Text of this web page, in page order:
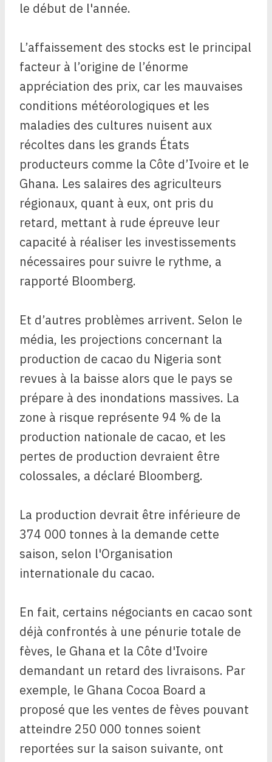
le début de l'année.
L’affaissement des stocks est le principal
facteur à l’origine de l’énorme
appréciation des prix, car les mauvaises
conditions météorologiques et les
maladies des cultures nuisent aux
récoltes dans les grands États
producteurs comme la Côte d’Ivoire et le
Ghana. Les salaires des agriculteurs
régionaux, quant à eux, ont pris du
retard, mettant à rude épreuve leur
capacité à réaliser les investissements
nécessaires pour suivre le rythme, a
rapporté Bloomberg.
Et d’autres problèmes arrivent. Selon le
média, les projections concernant la
production de cacao du Nigeria sont
revues à la baisse alors que le pays se
prépare à des inondations massives. La
zone à risque représente 94 % de la
production nationale de cacao, et les
pertes de production devraient être
colossales, a déclaré Bloomberg.
La production devrait être inférieure de
374 000 tonnes à la demande cette
saison, selon l'Organisation
internationale du cacao.
En fait, certains négociants en cacao sont
déjà confrontés à une pénurie totale de
fèves, le Ghana et la Côte d'Ivoire
demandant un retard des livraisons. Par
exemple, le Ghana Cocoa Board a
proposé que les ventes de fèves pouvant
atteindre 250 000 tonnes soient
reportées sur la saison suivante, ont